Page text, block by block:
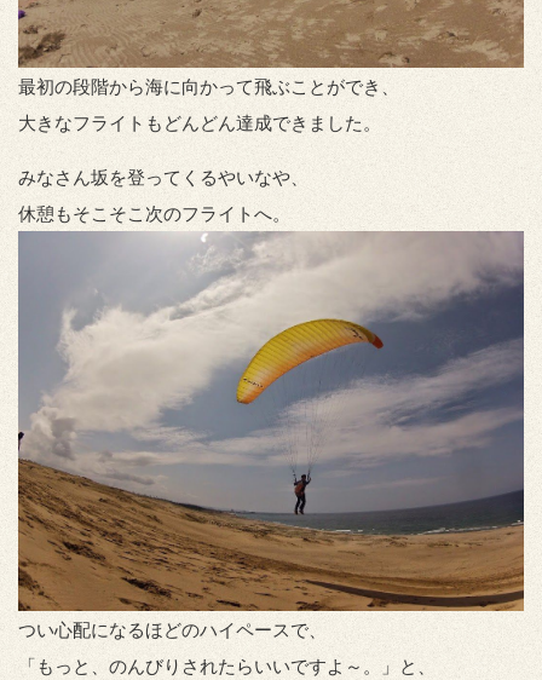
最初の段階から海に向かって飛ぶことができ、
大きなフライトもどんどん達成できました。
みなさん坂を登ってくるやいなや、
休憩もそこそこ次のフライトへ。
つい心配になるほどのハイペースで、
「もっと、のんびりされたらいいですよ～。」と、